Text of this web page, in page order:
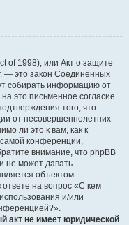
of 1998), или Акт о защите
— это закон Соединённых
собирать информацию от
это письменное согласие
того, что
от несовершеннолетних
ли это к вам, как к
конференции,
внимание, что phpBB
не может давать
объектом
на вопрос «С кем
и/или
акт не имеет юридической